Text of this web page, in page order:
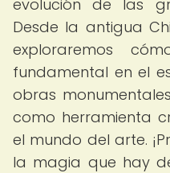
evolución de las
Desde la antigua
exploraremos
fundamental en el
obras
como herramienta
el mundo del arte.
la magia que hay